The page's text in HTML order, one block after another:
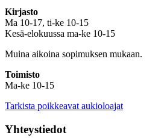
Kirjasto
Ma 10-17, ti-ke 10-15
Kesä-elokuussa ma-ke 10-15
Muina aikoina sopimuksen mukaan.
Toimisto
Ma-ke 10-15
Tarkista poikkeavat aukioloajat
Yhteystiedot